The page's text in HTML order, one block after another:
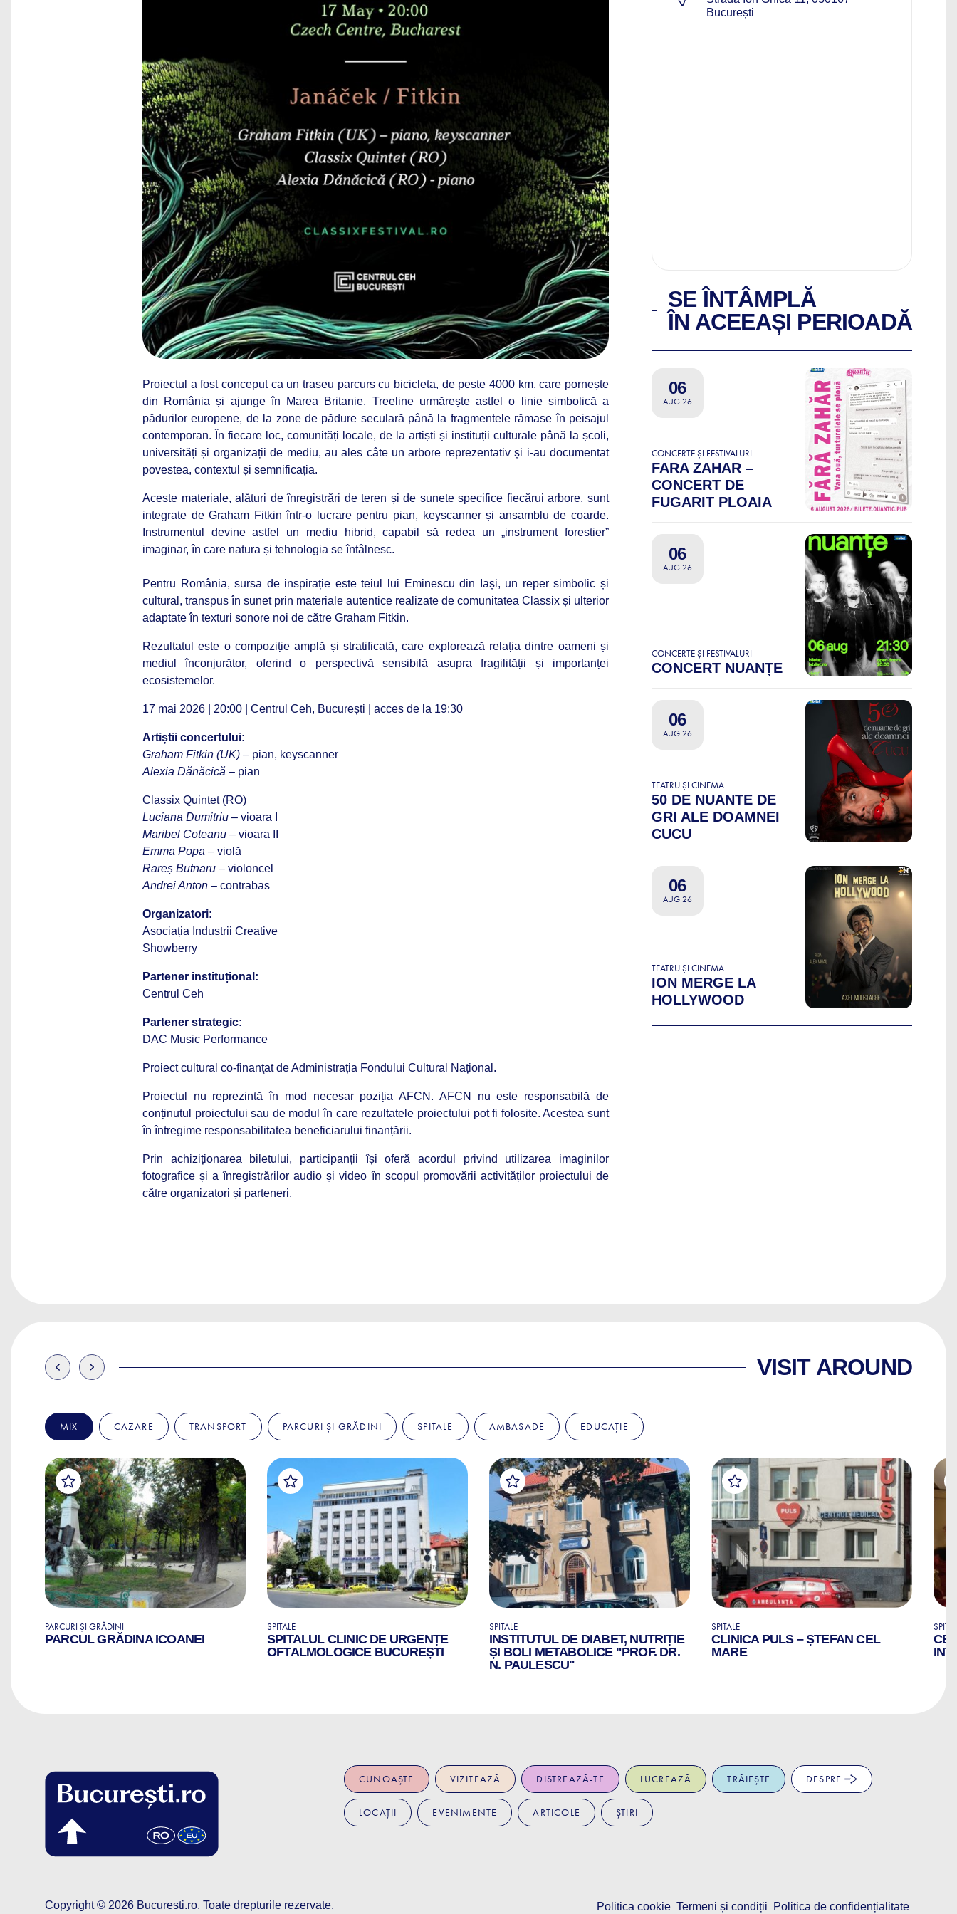
Proiectul a fost conceput ca un traseu parcurs cu bicicleta, de peste 4000 km, care pornește
din România și ajunge în Marea Britanie. Treeline urmărește astfel o linie simbolică a
pădurilor europene, de la zone de pădure seculară până la fragmentele rămase în peisajul
contemporan. În fiecare loc, comunități locale, de la artiști și instituții culturale până la școli,
universități și organizații de mediu, au ales câte un arbore reprezentativ și i-au documentat
povestea, contextul și semnificația.
Aceste materiale, alături de înregistrări de teren și de sunete specifice fiecărui arbore, sunt
integrate de Graham Fitkin într-o lucrare pentru pian, keyscanner și ansamblu de coarde.
Instrumentul devine astfel un mediu hibrid, capabil să redea un „instrument forestier”
imaginar, în care natura și tehnologia se întâlnesc.
Pentru România, sursa de inspirație este teiul lui Eminescu din Iași, un reper simbolic și
cultural, transpus în sunet prin materiale autentice realizate de comunitatea Classix și ulterior
adaptate în texturi sonore noi de către Graham Fitkin.
Rezultatul este o compoziție amplă și stratificată, care explorează relația dintre oameni și
mediul înconjurător, oferind o perspectivă sensibilă asupra fragilității și importanței
ecosistemelor.
17 mai 2026 | 20:00 | Centrul Ceh, București | acces de la 19:30
Artiștii concertului:
Graham Fitkin (UK) – pian, keyscanner
Alexia Dănăcică – pian
Classix Quintet (RO)
Luciana Dumitriu – vioara I
Maribel Coteanu – vioara II
Emma Popa – violă
Rareș Butnaru – violoncel
Andrei Anton – contrabas
Organizatori:
Asociația Industrii Creative
Showberry
Partener instituțional:
Centrul Ceh
Partener strategic:
DAC Music Performance
Proiect cultural co-finanţat de Administrația Fondului Cultural Național.
Proiectul nu reprezintă în mod necesar poziția AFCN. AFCN nu este responsabilă de
conținutul proiectului sau de modul în care rezultatele proiectului pot fi folosite. Acestea sunt
în întregime responsabilitatea beneficiarului finanțării.
Prin achiziționarea biletului, participanții își oferă acordul privind utilizarea imaginilor
fotografice și a înregistrărilor audio și video în scopul promovării activităților proiectului de
către organizatori și parteneri.
București
SE ÎNTÂMPLĂ
ÎN ACEEAȘI PERIOADĂ
06
AUG 26
CONCERTE ȘI FESTIVALURI
FARA ZAHAR –
CONCERT DE
FUGARIT PLOAIA
06
AUG 26
CONCERTE ȘI FESTIVALURI
CONCERT NUANȚE
06
AUG 26
TEATRU ȘI CINEMA
50 DE NUANTE DE
GRI ALE DOAMNEI
CUCU
06
AUG 26
TEATRU ȘI CINEMA
ION MERGE LA
HOLLYWOOD
VISIT AROUND
MIX CAZARE TRANSPORT PARCURI ȘI GRĂDINI SPITALE AMBASADE EDUCAȚIE
PARCURI ȘI GRĂDINI
PARCUL GRĂDINA ICOANEI
SPITALE
SPITALUL CLINIC DE URGENȚE
OFTALMOLOGICE BUCUREȘTI
SPITALE
INSTITUTUL DE DIABET, NUTRIȚIE
ȘI BOLI METABOLICE "PROF. DR.
N. PAULESCU"
SPITALE
CLINICA PULS – ȘTEFAN CEL
MARE
CUNOAȘTE VIZITEAZĂ DISTREAZĂ-TE LUCREAZĂ TRĂIEȘTE DESPRE
LOCAȚII EVENIMENTE ARTICOLE ȘTIRI
Copyright © 2026 Bucuresti.ro. Toate drepturile rezervate. Politica cookie Termeni și condiții Politica de confidențialitate